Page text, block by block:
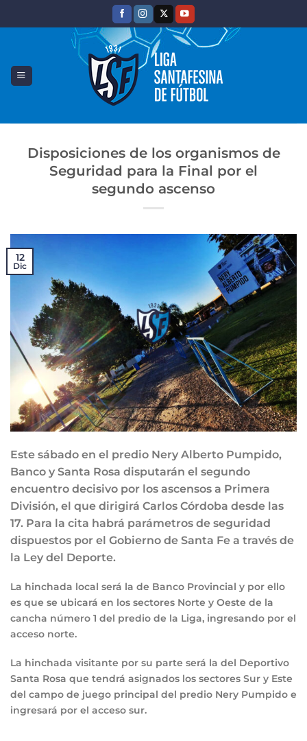
Disposiciones de los organismos de
Seguridad para la Final por el
segundo ascenso
12
Dic
Este sábado en el predio Nery Alberto Pumpido,
Banco y Santa Rosa disputarán el segundo
encuentro decisivo por los ascensos a Primera
División, el que dirigirá Carlos Córdoba desde las
17. Para la cita habrá parámetros de seguridad
dispuestos por el Gobierno de Santa Fe a través de
la Ley del Deporte.
La hinchada local será la de Banco Provincial y por ello
es que se ubicará en los sectores Norte y Oeste de la
cancha número 1 del predio de la Liga, ingresando por el
acceso norte.
La hinchada visitante por su parte será la del Deportivo
Santa Rosa que tendrá asignados los sectores Sur y Este
del campo de juego principal del predio Nery Pumpido e
ingresará por el acceso sur.